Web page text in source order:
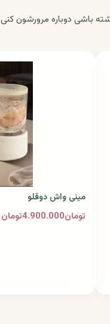
باشی دوباره مرورشون کنی
مینی واش دوقلو
تومان4.900.000تومان